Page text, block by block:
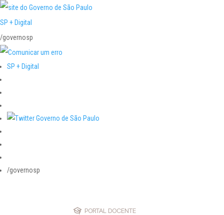
SP + Digital
/governosp
SP + Digital
/governosp
PORTAL DOCENTE